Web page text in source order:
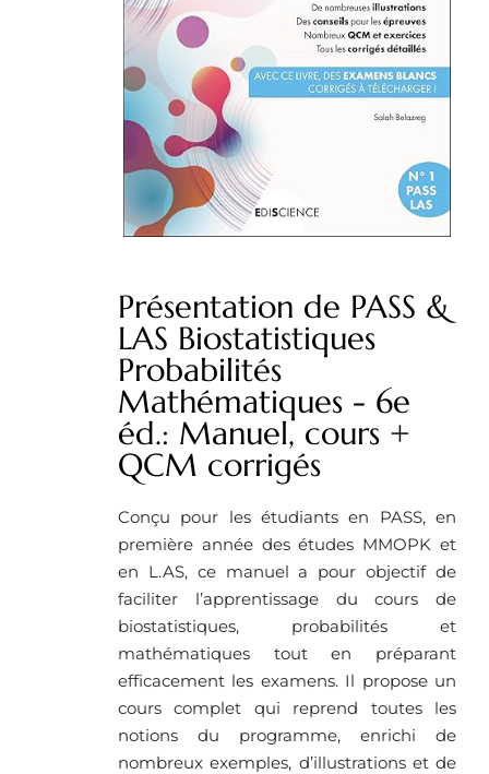
Présentation de PASS &
LAS Biostatistiques
Probabilités
Mathématiques - 6e
éd.: Manuel, cours +
QCM corrigés
Conçu pour les étudiants en PASS, en
première année des études MMOPK et
en L.AS, ce manuel a pour objectif de
faciliter l’apprentissage du cours de
biostatistiques, probabilités et
mathématiques tout en préparant
efficacement les examens. Il propose un
cours complet qui reprend toutes les
notions du programme, enrichi de
nombreux exemples, d’illustrations et de